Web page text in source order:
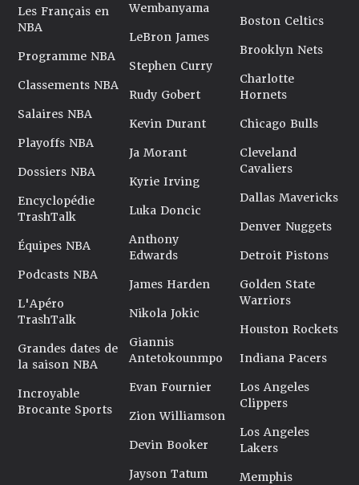
Les Français en
NBA
Programme NBA
Classements NBA
Salaires NBA
Playoffs NBA
Dossiers NBA
Encyclopédie
TrashTalk
Équipes NBA
Podcasts NBA
L'Apéro
TrashTalk
Grandes dates de
la saison NBA
Incroyable
Brocante Sports
Wembanyama
LeBron James
Stephen Curry
Rudy Gobert
Kevin Durant
Ja Morant
Kyrie Irving
Luka Doncic
Anthony
Edwards
James Harden
Nikola Jokic
Giannis
Antetokounmpo
Evan Fournier
Zion Williamson
Devin Booker
Jayson Tatum
Boston Celtics
Brooklyn Nets
Charlotte
Hornets
Chicago Bulls
Cleveland
Cavaliers
Dallas Mavericks
Denver Nuggets
Detroit Pistons
Golden State
Warriors
Houston Rockets
Indiana Pacers
Los Angeles
Clippers
Los Angeles
Lakers
Memphis